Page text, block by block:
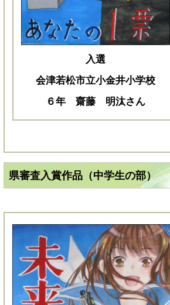
入選
会津若松市立小金井小学校
６年 齋藤 明汰さん
県審査入賞作品（中学生の部）